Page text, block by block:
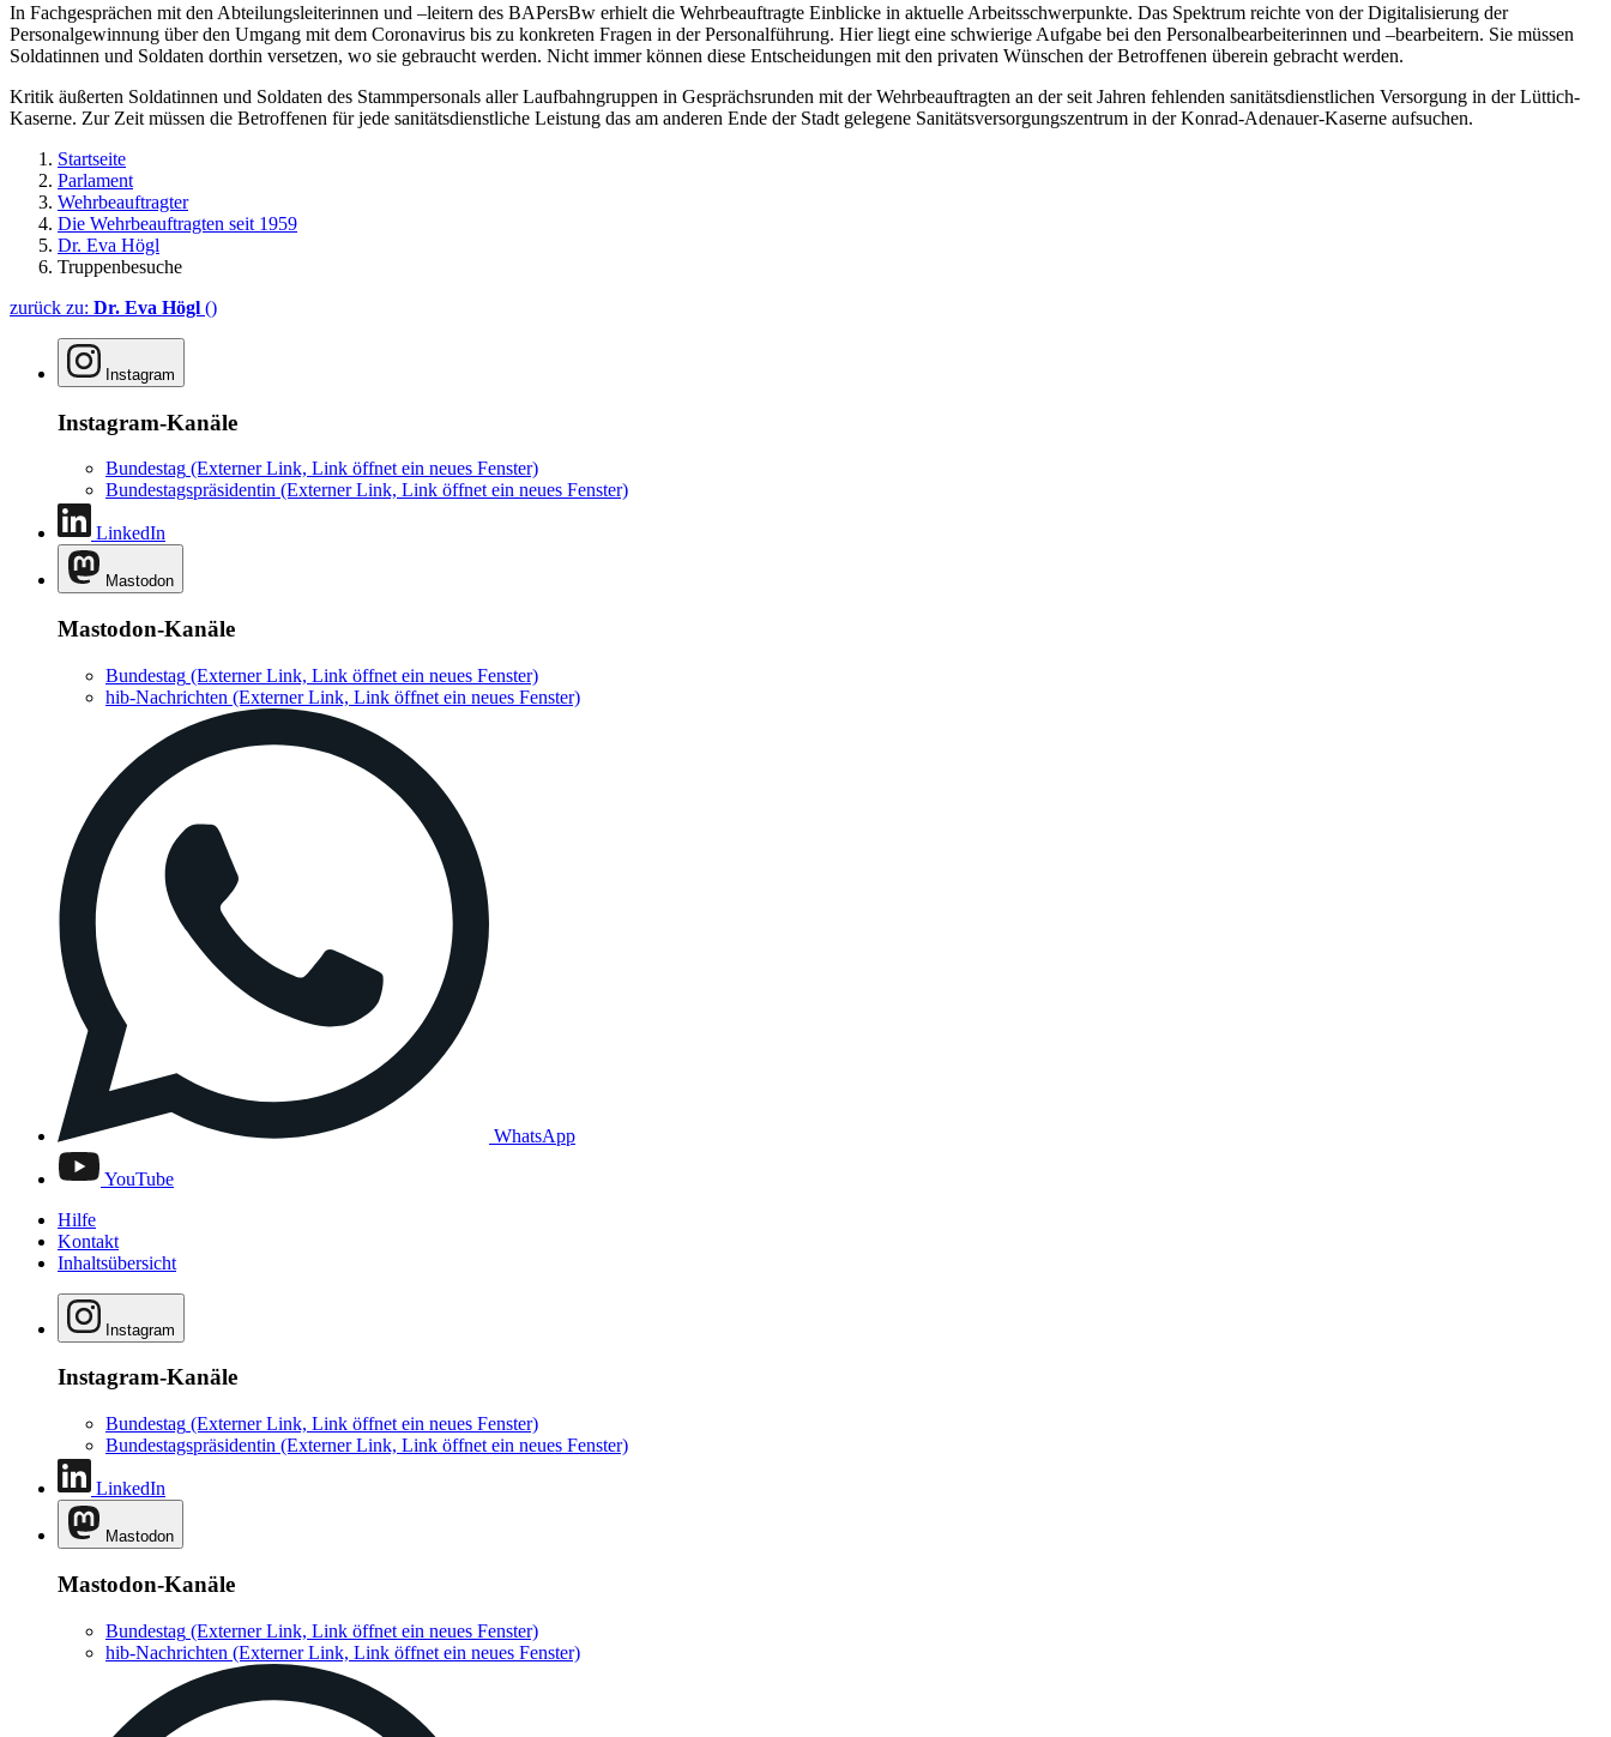
In Fachgesprächen mit den Abteilungsleiterinnen und –leitern des BAPersBw erhielt die Wehrbeauftragte Einblicke in aktuelle Arbeitsschwerpunkte. Das Spektrum reichte von der Digitalisierung der
Personalgewinnung über den Umgang mit dem Coronavirus bis zu konkreten Fragen in der Personalführung. Hier liegt eine schwierige Aufgabe bei den Personalbearbeiterinnen und –bearbeitern. Sie müssen
Soldatinnen und Soldaten dorthin versetzen, wo sie gebraucht werden. Nicht immer können diese Entscheidungen mit den privaten Wünschen der Betroffenen überein gebracht werden.
Kritik äußerten Soldatinnen und Soldaten des Stammpersonals aller Laufbahngruppen in Gesprächsrunden mit der Wehrbeauftragten an der seit Jahren fehlenden sanitätsdienstlichen Versorgung in der Lüttich-
Kaserne. Zur Zeit müssen die Betroffenen für jede sanitätsdienstliche Leistung das am anderen Ende der Stadt gelegene Sanitätsversorgungszentrum in der Konrad-Adenauer-Kaserne aufsuchen.
Startseite
Parlament
Wehrbeauftragter
Die Wehrbeauftragten seit 1959
Dr. Eva Högl
Truppenbesuche
zurück zu: Dr. Eva Högl ()
Instagram
Instagram-Kanäle
Bundestag (Externer Link, Link öffnet ein neues Fenster)
Bundestagspräsidentin (Externer Link, Link öffnet ein neues Fenster)
LinkedIn
Mastodon
Mastodon-Kanäle
Bundestag (Externer Link, Link öffnet ein neues Fenster)
hib-Nachrichten (Externer Link, Link öffnet ein neues Fenster)
WhatsApp
YouTube
Hilfe
Kontakt
Inhaltsübersicht
Instagram
Instagram-Kanäle
Bundestag (Externer Link, Link öffnet ein neues Fenster)
Bundestagspräsidentin (Externer Link, Link öffnet ein neues Fenster)
LinkedIn
Mastodon
Mastodon-Kanäle
Bundestag (Externer Link, Link öffnet ein neues Fenster)
hib-Nachrichten (Externer Link, Link öffnet ein neues Fenster)